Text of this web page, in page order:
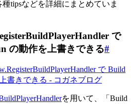
tipsなどを詳細にまとめていま
で
の動作を上書きできる#
で Build
書きできる - コガネブログ
を用いて、「Build